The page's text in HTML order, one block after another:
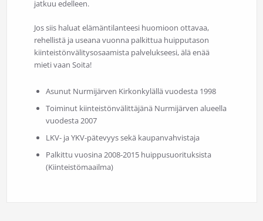
jatkuu edelleen.
Jos siis haluat elämäntilanteesi huomioon ottavaa,
rehellistä ja useana vuonna palkittua huipputason
kiinteistönvälitysosaamista palvelukseesi, älä enää
mieti vaan Soita!
Asunut Nurmijärven Kirkonkylällä vuodesta 1998
Toiminut kiinteistönvälittäjänä Nurmijärven alueella
vuodesta 2007
LKV- ja YKV-pätevyys sekä kaupanvahvistaja
Palkittu vuosina 2008-2015 huippusuorituksista
(Kiinteistömaailma)